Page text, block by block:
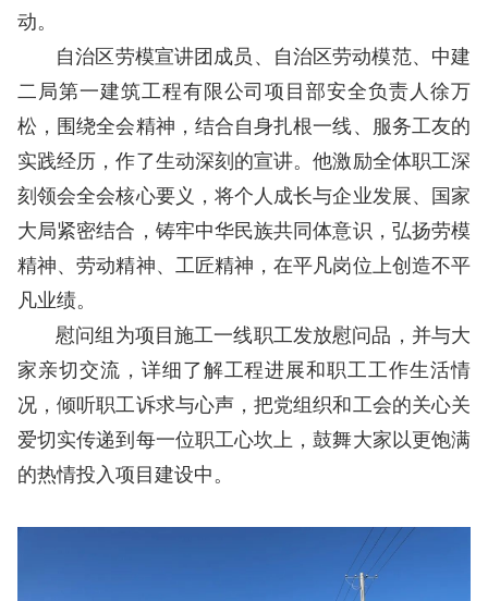
动。
自治区劳模宣讲团成员、自治区劳动模范、中建
二局第一建筑工程有限公司项目部安全负责人徐万
松，围绕全会精神，结合自身扎根一线、服务工友的
实践经历，作了生动深刻的宣讲。他激励全体职工深
刻领会全会核心要义，将个人成长与企业发展、国家
大局紧密结合，铸牢中华民族共同体意识，弘扬劳模
精神、劳动精神、工匠精神，在平凡岗位上创造不平
凡业绩。
慰问组为项目施工一线职工发放慰问品，并与大
家亲切交流，详细了解工程进展和职工工作生活情
况，倾听职工诉求与心声，把党组织和工会的关心关
爱切实传递到每一位职工心坎上，鼓舞大家以更饱满
的热情投入项目建设中。